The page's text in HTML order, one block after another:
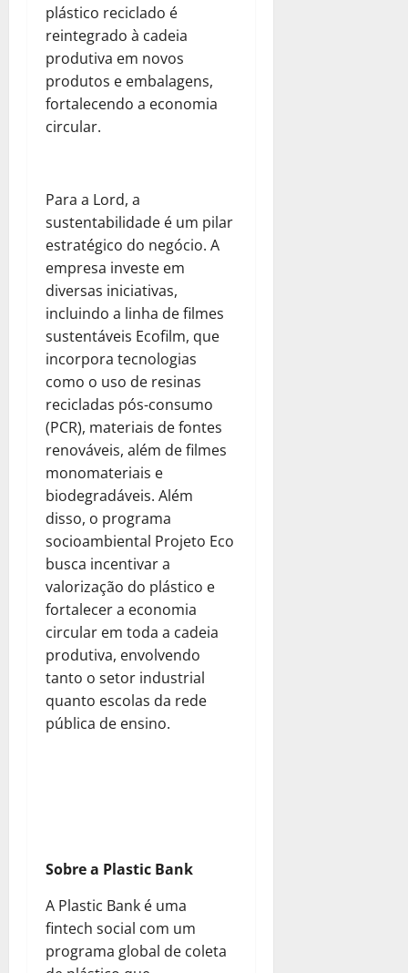
plástico reciclado é
reintegrado à cadeia
produtiva em novos
produtos e embalagens,
fortalecendo a economia
circular.
Para a Lord, a
sustentabilidade é um pilar
estratégico do negócio. A
empresa investe em
diversas iniciativas,
incluindo a linha de filmes
sustentáveis Ecofilm, que
incorpora tecnologias
como o uso de resinas
recicladas pós-consumo
(PCR), materiais de fontes
renováveis, além de filmes
monomateriais e
biodegradáveis. Além
disso, o programa
socioambiental Projeto Eco
busca incentivar a
valorização do plástico e
fortalecer a economia
circular em toda a cadeia
produtiva, envolvendo
tanto o setor industrial
quanto escolas da rede
pública de ensino.
Sobre a Plastic Bank
A Plastic Bank é uma
fintech social com um
programa global de coleta